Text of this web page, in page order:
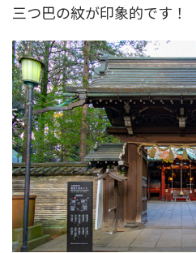
三つ巴の紋が印象的です！